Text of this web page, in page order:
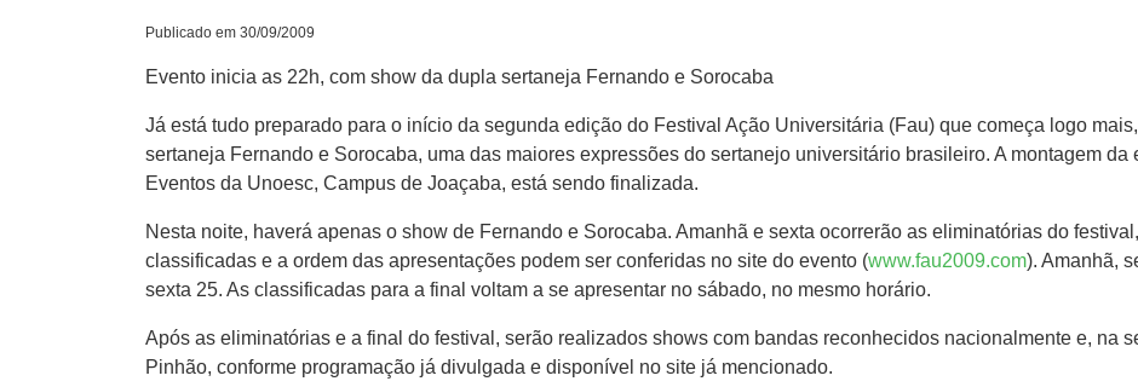
Publicado em 30/09/2009
Evento inicia as 22h, com show da dupla sertaneja Fernando e Sorocaba
Já está tudo preparado para o início da segunda edição do Festival Ação Universitária (Fau) que começa logo
sertaneja Fernando e Sorocaba, uma das maiores expressões do sertanejo universitário brasileiro. A montagem da
Eventos da Unoesc, Campus de Joaçaba, está sendo finalizada.
Nesta noite, haverá apenas o show de Fernando e Sorocaba. Amanhã e sexta ocorrerão as eliminatórias do
classificadas e a ordem das apresentações podem ser conferidas no site do evento (www.fau2009.com). Amanhã,
sexta 25. As classificadas para a final voltam a se apresentar no sábado, no mesmo horário.
Após as eliminatórias e a final do festival, serão realizados shows com bandas reconhecidos nacionalmente e, na
Pinhão, conforme programação já divulgada e disponível no site já mencionado.